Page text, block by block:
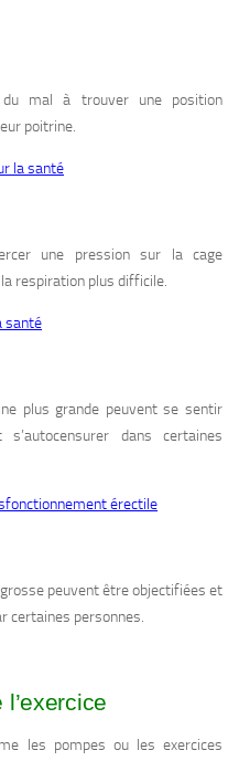
mal à trouver une position
poitrine.
la santé
une pression sur la cage
respiration plus difficile.
santé
plus grande peuvent se sentir
dans certaines
érectile
peuvent être objectifiées et
certaines personnes.
les pompes ou les exercices